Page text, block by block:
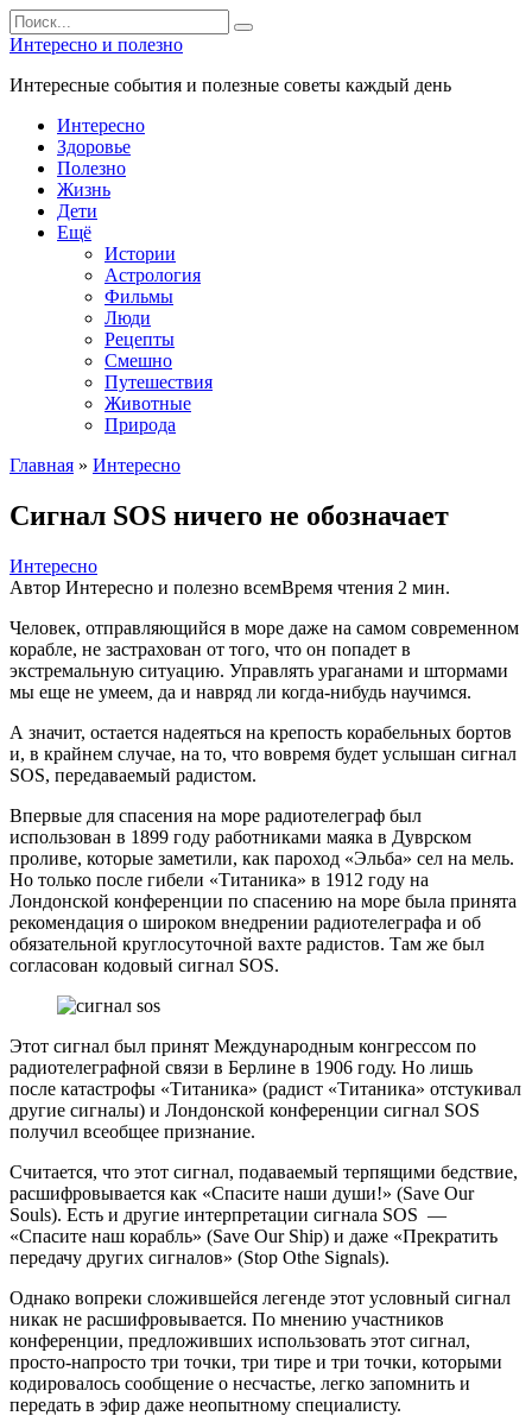
Перейти
к
контенту
Search
for:
Интересно и полезно
Интересные события и полезные советы каждый день
Интересно
Здоровье
Полезно
Жизнь
Дети
Ещё
Истории
Астрология
Фильмы
Люди
Рецепты
Смешно
Путешествия
Животные
Природа
Главная » Интересно
Сигнал SOS ничего не обозначает
Интересно
Автор Интересно и полезно всемВремя чтения 2 мин.
Человек, отправляющийся в море даже на самом современном
корабле, не застрахован от того, что он попадет в
экстремальную ситуацию. Управлять ураганами и штормами
мы еще не умеем, да и навряд ли когда-нибудь научимся.
А значит, остается надеяться на крепость корабельных бортов
и, в крайнем случае, на то, что вовремя будет услышан сигнал
SOS, передаваемый радистом.
Впервые для спасения на море радиотелеграф был
использован в 1899 году работниками маяка в Дуврском
проливе, которые заметили, как пароход «Эльба» сел на мель.
Но только после гибели «Титаника» в 1912 году на
Лондонской конференции по спасению на море была принята
рекомендация о широком внедрении радиотелеграфа и об
обязательной круглосуточной вахте радистов. Там же был
согласован кодовый сигнал SOS.
Этот сигнал был принят Международным конгрессом по
радиотелеграфной связи в Берлине в 1906 году. Но лишь
после катастрофы «Титаника» (радист «Титаника» отстукивал
другие сигналы) и Лондонской конференции сигнал SOS
получил всеобщее признание.
Считается, что этот сигнал, подаваемый терпящими бедствие,
расшифровывается как «Спасите наши души!» (Save Our
Souls). Есть и другие интерпретации сигнала SOS —
«Спасите наш корабль» (Save Our Ship) и даже «Прекратить
передачу других сигналов» (Stop Othe Signals).
Однако вопреки сложившейся легенде этот условный сигнал
никак не расшифровывается. По мнению участников
конференции, предложивших использовать этот сигнал,
просто-напросто три точки, три тире и три точки, которыми
кодировалось сообщение о несчастье, легко запомнить и
передать в эфир даже неопытному специалисту.